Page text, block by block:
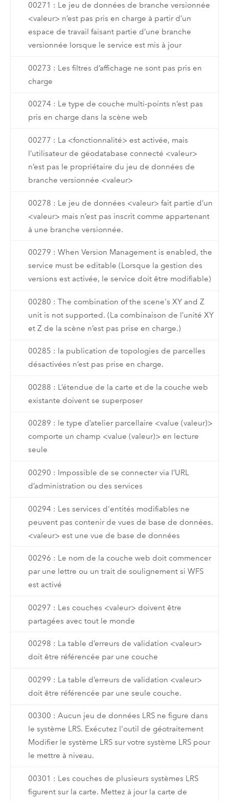
00271 : Le jeu de données de branche versionnée
<valeur> n’est pas pris en charge à partir d’un
espace de travail faisant partie d’une branche
versionnée lorsque le service est mis à jour
00273 : Les filtres d’affichage ne sont pas pris en
charge
00274 : Le type de couche multi-points n’est pas
pris en charge dans la scène web
00277 : La <fonctionnalité> est activée, mais
l’utilisateur de géodatabase connecté <valeur>
n’est pas le propriétaire du jeu de données de
branche versionnée <valeur>
00278 : Le jeu de données <valeur> fait partie d’un
<valeur> mais n’est pas inscrit comme appartenant
à une branche versionnée.
00279 : When Version Management is enabled, the
service must be editable (Lorsque la gestion des
versions est activée, le service doit être modifiable)
00280 : The combination of the scene's XY and Z
unit is not supported. (La combinaison de l’unité XY
et Z de la scène n’est pas prise en charge.)
00285 : la publication de topologies de parcelles
désactivées n’est pas prise en charge.
00288 : L’étendue de la carte et de la couche web
existante doivent se superposer
00289 : le type d’atelier parcellaire <value (valeur)>
comporte un champ <value (valeur)> en lecture
seule
00290 : Impossible de se connecter via l’URL
d’administration ou des services
00294 : Les services d'entités modifiables ne
peuvent pas contenir de vues de base de données.
<valeur> est une vue de base de données
00296 : Le nom de la couche web doit commencer
par une lettre ou un trait de soulignement si WFS
est activé
00297 : Les couches <valeur> doivent être
partagées avec tout le monde
00298 : La table d’erreurs de validation <valeur>
doit être référencée par une couche
00299 : La table d’erreurs de validation <valeur>
doit être référencée par une seule couche.
00300 : Aucun jeu de données LRS ne figure dans
le système LRS. Exécutez l'outil de géotraitement
Modifier le système LRS sur votre système LRS pour
le mettre à niveau.
00301 : Les couches de plusieurs systèmes LRS
figurent sur la carte. Mettez à jour la carte de